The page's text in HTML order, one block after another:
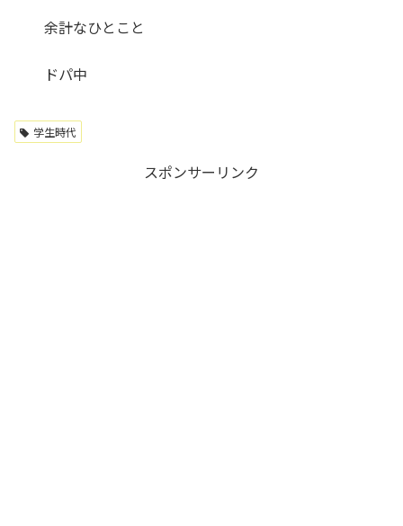
余計なひとこと
ドパ中
学生時代
スポンサーリンク